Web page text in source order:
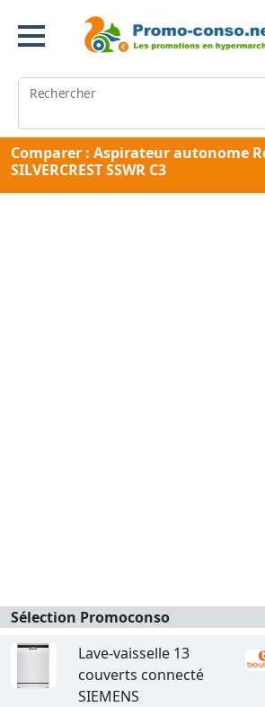
Rechercher
Comparer : Aspirateur autonome
SILVERCREST SSWR C3
Sélection Promoconso
Lave-vaisselle 13
couverts connecté
SIEMENS